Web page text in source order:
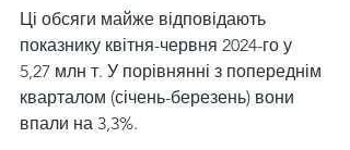
Ці обсяги майже відповідають
показнику квітня-червня 2024-го у
5,27 млн т. У порівнянні з попереднім
кварталом (січень-березень) вони
впали на 3,3%.